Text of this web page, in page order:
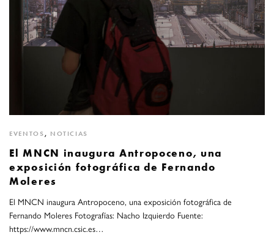
EVENTOS , NOTICIAS
El MNCN inaugura Antropoceno, una
exposición fotográfica de Fernando
Moleres
El MNCN inaugura Antropoceno, una exposición fotográfica de
Fernando Moleres Fotografías: Nacho Izquierdo Fuente:
https://www.mncn.csic.es…